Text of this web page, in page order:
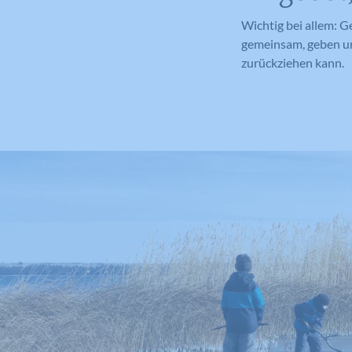
Wichtig bei allem:
gemeinsam, geben
zurückziehen kann.